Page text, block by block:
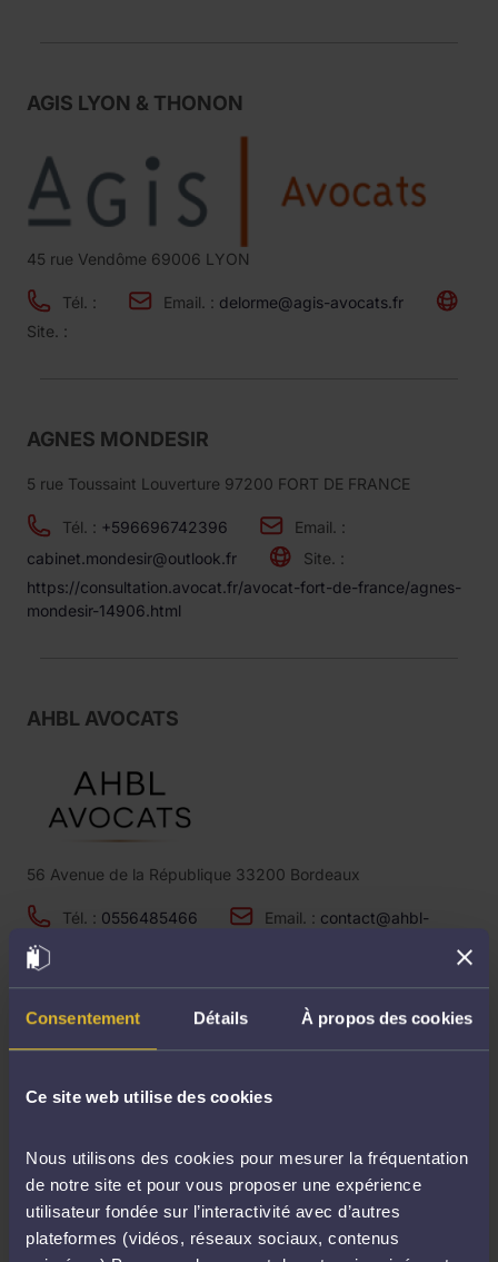
Consentement Détails À propos des cookies
Ce site web utilise des cookies
Nous utilisons des cookies pour mesurer la fréquentation
de notre site et pour vous proposer une expérience
utilisateur fondée sur l’interactivité avec d’autres
plateformes (vidéos, réseaux sociaux, contenus
AGIS LYON & THONON
45 rue Vendôme 69006 LYON
Tél. : Email. : delorme@agis-avocats.fr
Site. :
AGNES MONDESIR
5 rue Toussaint Louverture 97200 FORT DE FRANCE
Tél. : +596696742396
Email. :
cabinet.mondesir@outlook.fr
Site. :
https://consultation.avocat.fr/avocat-fort-de-france/agnes-
mondesir-14906.html
AHBL AVOCATS
56 Avenue de la République 33200 Bordeaux
Tél. : 0556485466 Email. : contact@ahbl-
avocats.fr
14 Rue Raymond Poincaré 55400 Étain
Tél. : +33781034792
contact@albiser-
avocat.com
Site. :